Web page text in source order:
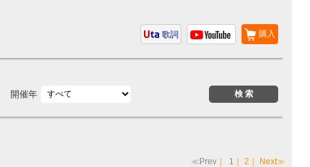
購入
歌詞
開催年
≪Prev ｜ 1 ｜ 2 ｜ Next≫